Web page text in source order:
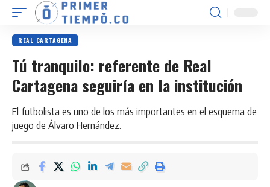
REAL CARTAGENA
Tú tranquilo: referente de Real
Cartagena seguiría en la institución
El futbolista es uno de los más importantes en el esquema de
juego de Álvaro Hernández.